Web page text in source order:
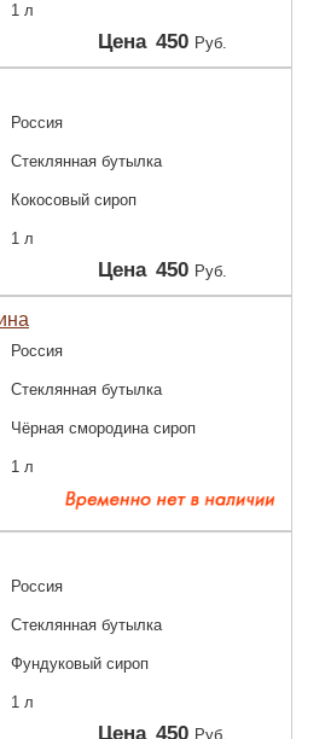
1 л
Цена 450 Руб.
Россия
Стеклянная бутылка
Кокосовый сироп
1 л
Цена 450 Руб.
Россия
Стеклянная бутылка
Чёрная смородина сироп
1 л
Россия
Стеклянная бутылка
Фундуковый сироп
1 л
Цена 450 Руб.